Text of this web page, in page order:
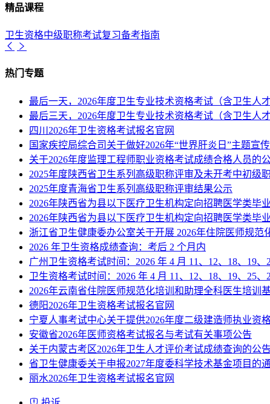
精品课程
卫生资格中级职称考试复习备考指南
热门专题
最后一天，2026年度卫生专业技术资格考试（含卫生人
最后三天，2026年度卫生专业技术资格考试（含卫生人
四川2026年卫生资格考试报名官网
国家疾控局综合司关于做好2026年“世界肝炎日”主题宣
关于2026年度监理工程师职业资格考试成绩合格人员的
2025年度陕西省卫生系列高级职称评审及未开考中初级
2025年度青海省卫生系列高级职称评审结果公示
2026年陕西省为县以下医疗卫生机构定向招聘医学类毕
2026年陕西省为县以下医疗卫生机构定向招聘医学类毕
浙江省卫生健康委办公室关于开展 2026年住院医师规范
2026 年卫生资格成绩查询：考后 2 个月内
广州卫生资格考试时间：2026 年 4 月 11、12、18、19、
卫生资格考试时间：2026 年 4 月 11、12、18、19、25、
2026年云南省住院医师规范化培训和助理全科医生培训
德阳2026年卫生资格考试报名官网
宁夏人事考试中心关于提供2026年度二级建造师执业资
安徽省2026年医师资格考试报名与考试有关事项公告
关于内蒙古考区2026年卫生人才评价考试成绩查询的公告
省卫生健康委关于申报2027年度委科学技术基金项目的
丽水2026年卫生资格考试报名官网